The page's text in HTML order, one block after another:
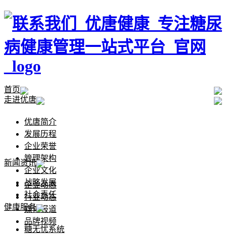
首页
走进优唐
优唐简介
发展历程
企业荣誉
管理架构
企业文化
战略发展
社会责任
新闻资讯
企业动态
行业动态
媒体报道
品牌视频
健康服务
糖无忧系统